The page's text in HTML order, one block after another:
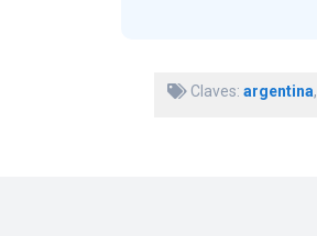
Claves: argentina,